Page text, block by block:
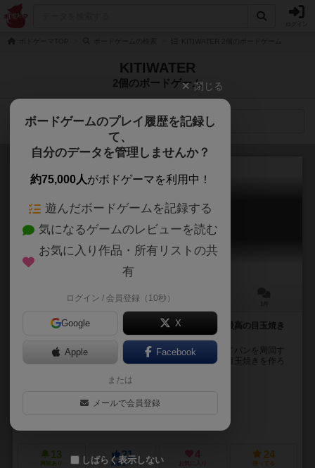
KITIWATER
2個のボードゲーム
検索メニュー
ベーコンアンドエッグス
BACON and EGGS
45～60分
回れタマゴくん！ スパイスを上手く「集めないで」最高の目玉焼き
プレイヤーはすごろくのようなマス目の描かれたフライパンを周回す
るタマゴとなり、好みのスパイスで味付けした最高の目玉焼きを作ろ
KITIWATER
13
興味あり
21
経験あり お気に入り
24
持ってる
閉じる
ボードゲームのプレイ履歴を記録し
て、
自分のデータを管理しませんか？
約75,000人がボドゲーマを利用中！
遊んだボードゲームを記録する
気になるゲームのレビューを読む
お気に入り作品・所有リストの共
有
ログイン / 会員登録（10秒）
Google X
Apple Facebook
または
メールで会員登録
しばらく表示しない